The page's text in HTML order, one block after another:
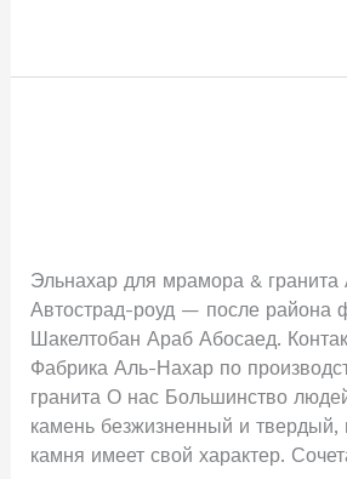
Эльнахар для мрамора & гранита
Автострад-роуд — после района
Шакелтобан Араб Абосаед.
Фабрика Аль-Нахар по
гранита О нас​ Большинство
камень безжизненный и твердый,
камня имеет свой характер.